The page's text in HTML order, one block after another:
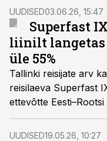
vedajatel on sellele
nentis DSV Road
UUDISED03.06.26, 15:47
Superfast
liinilt
üle 55%
Tallinki reisijate arv
reisilaeva Superfast
ettevõtte
UUDISED19.05.26, 10:27